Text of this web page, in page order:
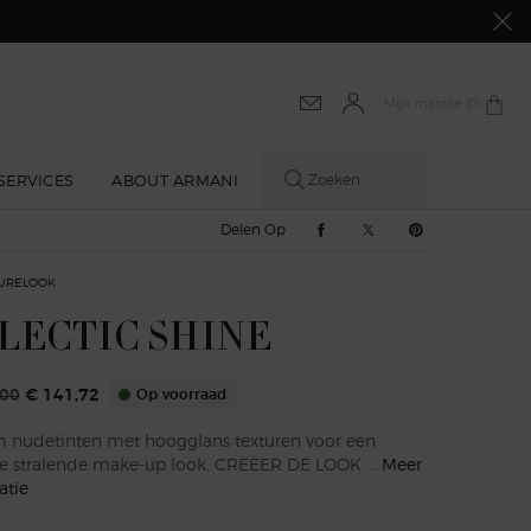
Mijn mandje
0 product
ABOUT ARMANI Zoeken
Delen Op Delen Op Facebook
Delen Op Twitter
Delen Op
SHINE
prijs
€ 141,72 Op voorraad
nudetinten met hoogglans texturen voor een
stralende make-up look. CREËER DE LOOK ... Meer